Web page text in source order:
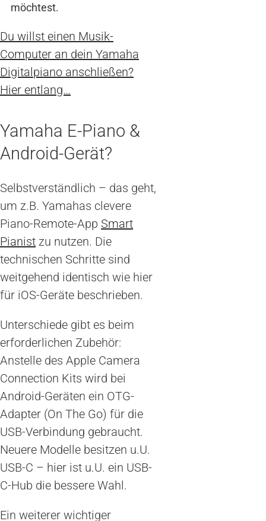
möchtest.
Du willst einen Musik-
Computer an dein Yamaha
Digitalpiano anschließen?
Hier entlang…
Yamaha E-Piano &
Android-Gerät?
Selbstverständlich – das geht,
um z.B. Yamahas clevere
Piano-Remote-App Smart
Pianist zu nutzen. Die
technischen Schritte sind
weitgehend identisch wie hier
für iOS-Geräte beschrieben.
Unterschiede gibt es beim
erforderlichen Zubehör:
Anstelle des Apple Camera
Connection Kits wird bei
Android-Geräten ein OTG-
Adapter (On The Go) für die
USB-Verbindung gebraucht.
Neuere Modelle besitzen u.U.
USB-C – hier ist u.U. ein USB-
C-Hub die bessere Wahl.
Ein weiterer wichtiger